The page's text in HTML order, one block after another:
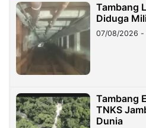
Tambang
Diduga
07/08/2026 -
Tambang
TNKS
Dunia